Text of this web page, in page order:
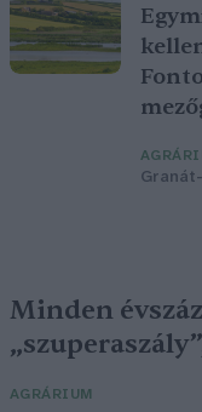
Minden
AGRÁRIUM